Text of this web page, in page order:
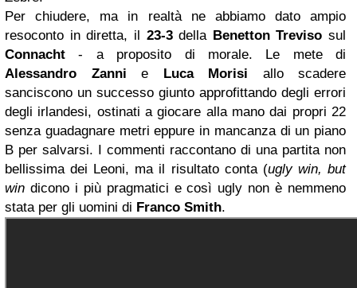
Per chiudere, ma in realtà ne abbiamo dato ampio
resoconto in diretta, il 23-3della Benetton Treviso sul
Connacht - a proposito di morale. Le mete di
Alessandro Zanni e Luca Morisi allo scadere
sanciscono un successo giunto approfittando degli errori
degli irlandesi, ostinati a giocare alla mano dai propri 22
senza guadagnare metri eppure in mancanza di un piano
B per salvarsi. I commenti raccontano di una partita non
bellissima dei Leoni, ma il risultato conta (ugly win, but
win dicono i più pragmatici e così ugly non è nemmeno
stata per gli uomini di Franco Smith.